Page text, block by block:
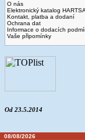
O nás
Elektronický katalog
Kontakt, platba a dodaní
Ochrana dat
Informace o dodacích
Vaše připomínky
Od 23.5.2014
08/08/2026